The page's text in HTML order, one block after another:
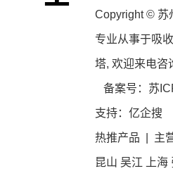
Copyright © 苏
专业从事于吸
塔, 欢迎来电咨
备案号： 苏
支持： 亿企搜
热推产品 | 主
昆山 吴江 上海